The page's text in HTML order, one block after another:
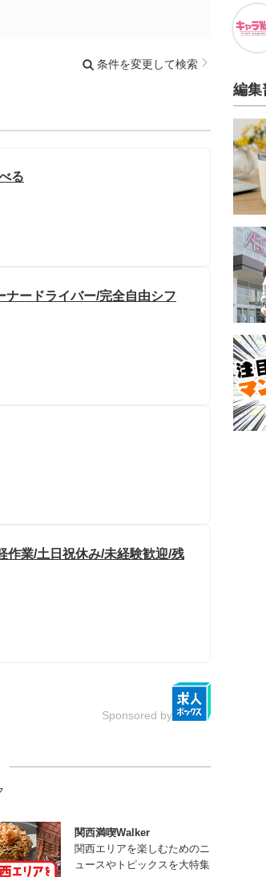
条件を変更して検索
る
ードライバー/完全自由シフ
作業/土日祝休み/未経験歓迎/残
Sponsored by
関西満喫Walker
関西エリアを楽しむためのニ
ュースやトピックスを大特集
編集